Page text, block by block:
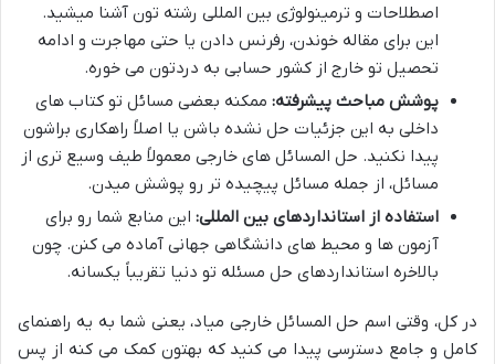
اصطلاحات و ترمینولوژی بین المللی رشته تون آشنا میشید.
این برای مقاله خوندن، رفرنس دادن یا حتی مهاجرت و ادامه
تحصیل تو خارج از کشور حسابی به دردتون می خوره.
پوشش مباحث پیشرفته: ممکنه بعضی مسائل تو کتاب های
داخلی به این جزئیات حل نشده باشن یا اصلاً راهکاری براشون
پیدا نکنید. حل المسائل های خارجی معمولاً طیف وسیع تری از
مسائل، از جمله مسائل پیچیده تر رو پوشش میدن.
استفاده از استانداردهای بین المللی: این منابع شما رو برای
آزمون ها و محیط های دانشگاهی جهانی آماده می کنن. چون
بالاخره استانداردهای حل مسئله تو دنیا تقریباً یکسانه.
در کل، وقتی اسم حل المسائل خارجی میاد، یعنی شما به یه راهنمای
کامل و جامع دسترسی پیدا می کنید که بهتون کمک می کنه از پس